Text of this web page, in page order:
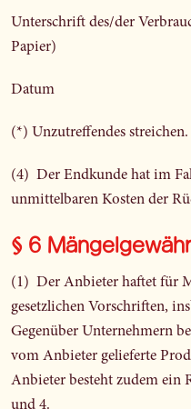
Unterschrift des/der
Papier)
Datum
(*) Unzutreffendes streichen.
(4) Der Endkunde hat im
unmittelbaren Kosten der
§ 6
(1) Der Anbieter haftet für
gesetzlichen Vorschriften,
Gegenüber Unternehmern
vom Anbieter gelieferte
Anbieter besteht zudem ein
und 4.